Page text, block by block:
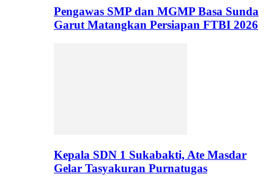
Pengawas SMP dan MGMP Basa Sunda
Garut Matangkan Persiapan FTBI 2026
Kepala SDN 1 Sukabakti, Ate Masdar
Gelar Tasyakuran Purnatugas